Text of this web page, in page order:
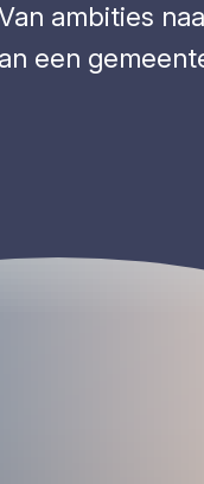
ambities
een